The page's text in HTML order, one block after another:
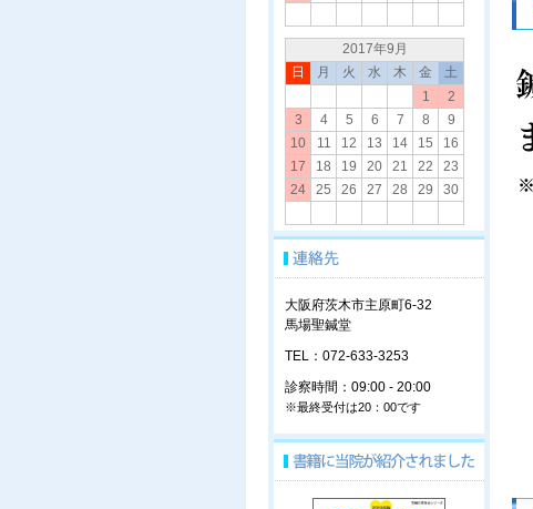
2017年9月
日
月 火 水 木 金
土
1
2
3
4 5 6 7 8
9
10
11 12 13 14 15
16
17
18 19 20 21 22
23
24
25 26 27 28 29 30
大阪府茨木市主原町6-32
馬場聖鍼堂
TEL：072-633-3253
診察時間：09:00 - 20:00
※最終受付は20：00です